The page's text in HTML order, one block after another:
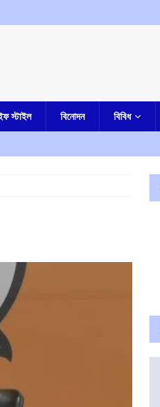
স্টাইল বিনোদন বিবিধ
ভাগবত!
এক নজরে
ডোমজুর এলাকায়..